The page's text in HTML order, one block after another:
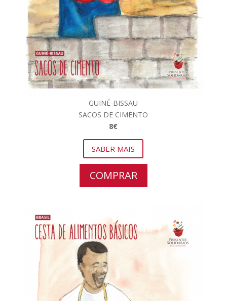
GUINÉ-BISSAU
SACOS DE CIMENTO
8€
SABER MAIS
COMPRAR